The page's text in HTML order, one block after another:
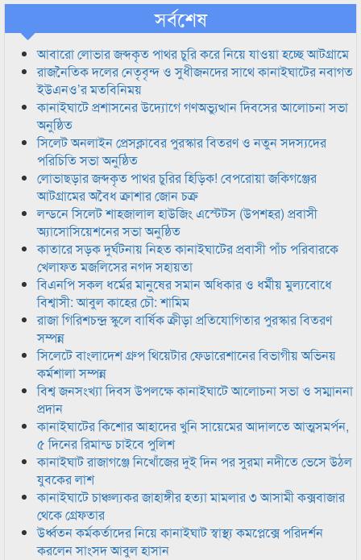
সর্বশেষ
আবারো লোভার জব্দকৃত পাথর চুরি করে নিয়ে যাওয়া হচ্ছে আটগ্রামে
রাজনৈতিক দলের নেতৃবৃন্দ ও সুধীজনদের সাথে কানাইঘাটের নবাগত
ইউএনও’র মতবিনিময়
কানাইঘাটে প্রশাসনের উদ্যোগে গণঅভ্যুত্থান দিবসের আলোচনা সভা
অনুষ্ঠিত
সিলেট অনলাইন প্রেসক্লাবের পুরস্কার বিতরণ ও নতুন সদস্যদের
পরিচিতি সভা অনুষ্ঠিত
লোভাছড়ার জব্দকৃত পাথর চুরির হিড়িক! বেপরোয়া জকিগঞ্জের
আটগ্রামের অবৈধ ক্রাশার জোন চক্র
লন্ডনে সিলেট শাহজালাল হাউজিং এস্টেটস (উপশহর) প্রবাসী
অ্যাসোসিয়েশনের সভা অনুষ্ঠিত
কাতারে সড়ক দুর্ঘটনায় নিহত কানাইঘাটের প্রবাসী পাঁচ পরিবারকে
খেলাফত মজলিসের নগদ সহায়তা
বিএনপি সকল ধর্মের মানুষের সমান অধিকার ও ধর্মীয় মুল্যবোধে
বিশ্বাসী: আবুল কাহের চৌ: শামিম
রাজা গিরিশচন্দ্র স্কুলে বার্ষিক ক্রীড়া প্রতিযোগিতার পুরস্কার বিতরণ
সম্পন্ন
সিলেটে বাংলাদেশ গ্রুপ থিয়েটার ফেডারেশানের বিভাগীয় অভিনয়
কর্মশালা সম্পন্ন
বিশ্ব জনসংখ্যা দিবস উপলক্ষে কানাইঘাটে আলোচনা সভা ও সম্মাননা
প্রদান
কানাইঘাটের কিশোর আহাদের খুনি সায়েমের আদালতে আত্মসমর্পন,
৫ দিনের রিমান্ড চাইবে পুলিশ
কানাইঘাট রাজাগঞ্জে নিখোঁজের দুই দিন পর সুরমা নদীতে ভেসে উঠল
যুবকের লাশ
কানাইঘাটে চাঞ্চল্যকর জাহাঙ্গীর হত্যা মামলার ৩ আসামী কক্সবাজার
থেকে গ্রেফতার
উর্ধ্বতন কর্মকর্তাদের নিয়ে কানাইঘাট স্বাস্থ্য কমপ্লেক্সে পরিদর্শন
করলেন সাংসদ আবুল হাসান